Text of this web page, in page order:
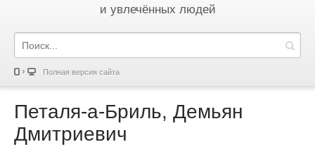
и увлечённых людей
Полная версия сайта
Петаля-а-Бриль, Демьян
Дмитриевич